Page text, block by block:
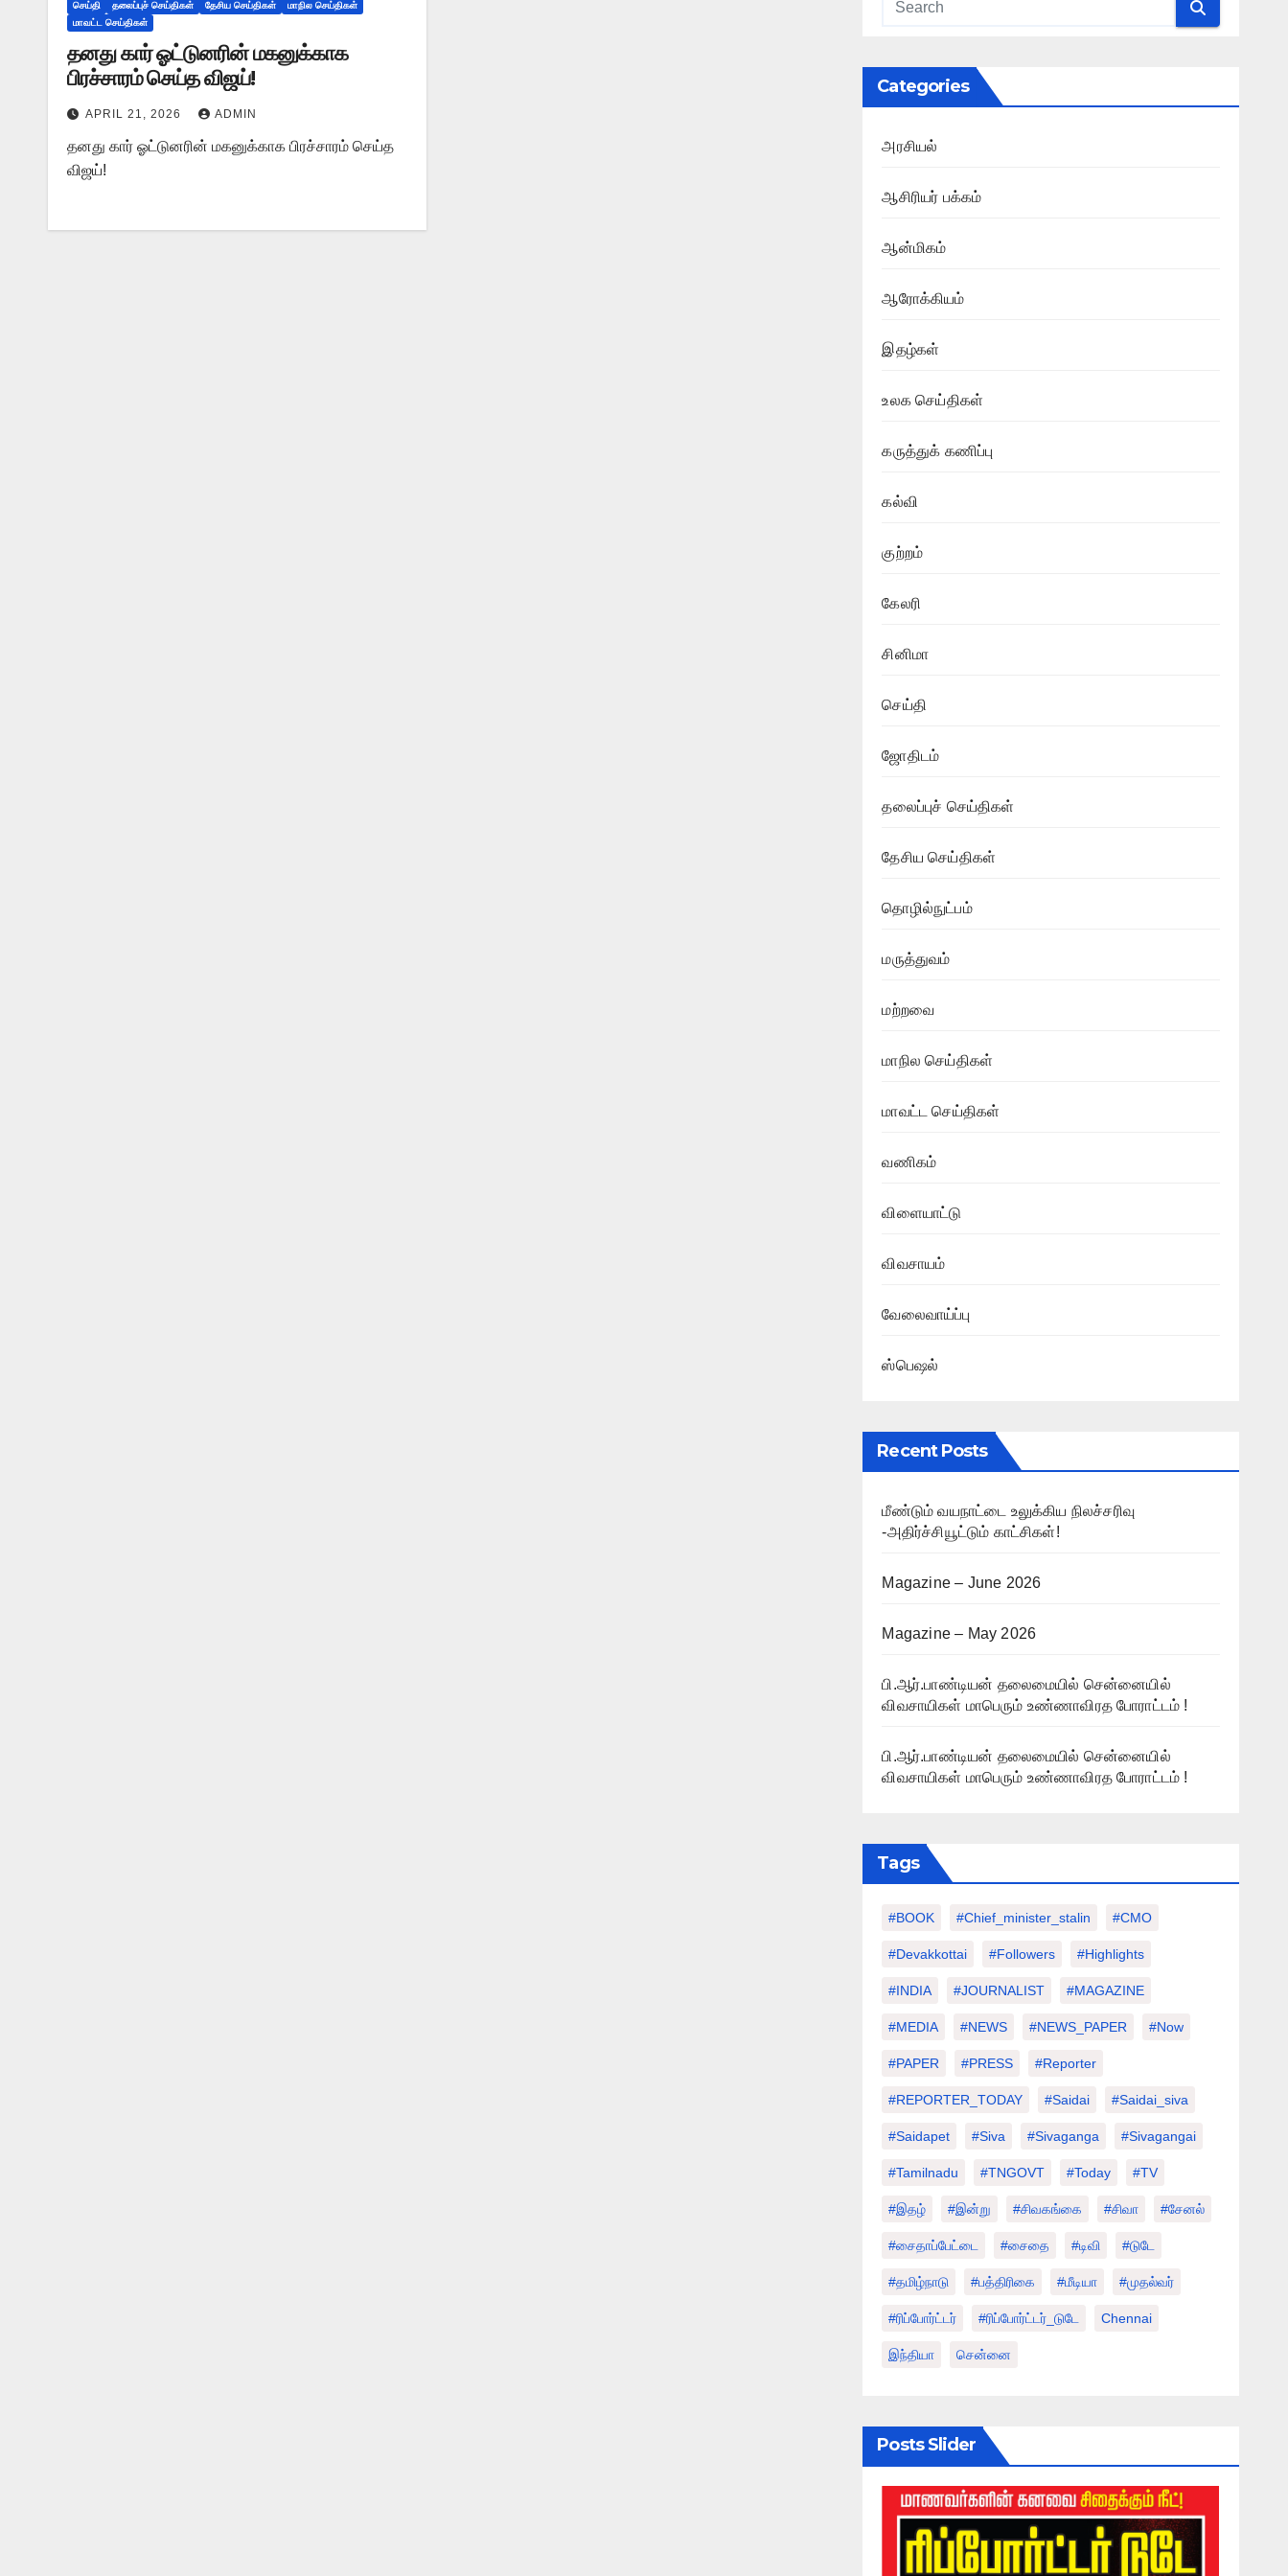
செய்தி தலைப்புச் செய்திகள் தேசிய செய்திகள்
மாநில செய்திகள்
மாவட்ட செய்திகள்
தனது கார் ஓட்டுனரின் மகனுக்காக
பிரச்சாரம் செய்த விஜய்!
APRIL 21, 2026 ADMIN
தனது கார் ஓட்டுனரின் மகனுக்காக பிரச்சாரம் செய்த
விஜய்!
Categories
அரசியல்
ஆசிரியர் பக்கம்
ஆன்மிகம்
ஆரோக்கியம்
இதழ்கள்
உலக செய்திகள்
கருத்துக் கணிப்பு
கல்வி
குற்றம்
கேலரி
சினிமா
செய்தி
ஜோதிடம்
தலைப்புச் செய்திகள்
தேசிய செய்திகள்
தொழில்நுட்பம்
மருத்துவம்
மற்றவை
மாநில செய்திகள்
மாவட்ட செய்திகள்
வணிகம்
விளையாட்டு
விவசாயம்
வேலைவாய்ப்பு
ஸ்பெஷல்
Recent Posts
மீண்டும் வயநாட்டை உலுக்கிய நிலச்சரிவு
-அதிர்ச்சியூட்டும் காட்சிகள்!
Magazine – June 2026
Magazine – May 2026
பி.ஆர்.பாண்டியன் தலைமையில் சென்னையில்
விவசாயிகள் மாபெரும் உண்ணாவிரத போராட்டம் !
பி.ஆர்.பாண்டியன் தலைமையில் சென்னையில்
விவசாயிகள் மாபெரும் உண்ணாவிரத போராட்டம் !
Tags
#BOOK #chief_minister_stalin #CMO
#devakkottai #followers #highlights
#INDIA #JOURNALIST #MAGAZINE
#MEDIA #NEWS #NEWS_PAPER #Now
#PAPER #PRESS #Reporter
#REPORTER_TODAY #saidai #saidai_siva
#saidapet #Siva #Sivaganga #sivagangai
#tamilnadu #TNGOVT #today #TV
#இதழ் #இன்று #சிவகங்கை #சிவா #சேனல்
#சைதாப்பேட்டை #சைதை #டிவி #டுடே
#தமிழ்நாடு #பத்திரிகை #மீடியா #முதல்வர்
#ரிப்போர்ட்டர் #ரிப்போர்ட்டர்_டுடே Chennai
இந்தியா சென்னை
Posts Slider